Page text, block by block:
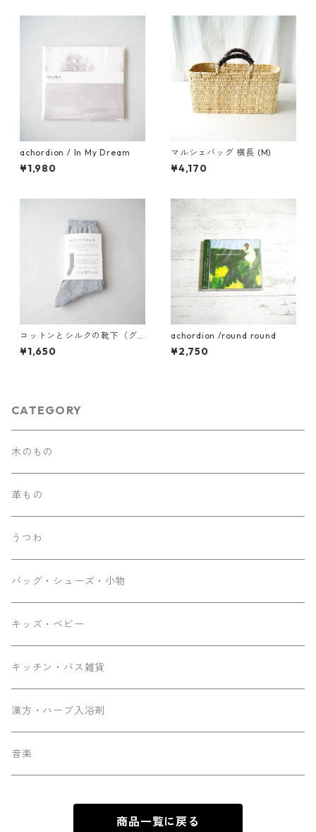
achordion / In My Dream
¥1,980
マルシェバッグ 横長 (M)
¥4,170
コットンとシルクの靴下（グ
レー）
¥1,650
achordion /round round
¥2,750
CATEGORY
木のもの
革もの
うつわ
バッグ・シューズ・小物
キッズ・ベビー
キッチン・バス雑貨
漢方・ハーブ入浴剤
音楽
商品一覧に戻る